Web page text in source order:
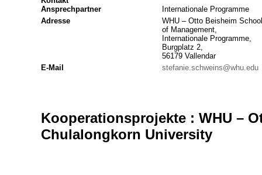
Ansprechpartner
Internationale Programme
Adresse
WHU – Otto Beisheim School
of Management,
Internationale Programme,
Burgplatz 2,
56179 Vallendar
E-Mail
stefanie.schweins@whu.edu
Kooperationsprojekte : WHU –
Chulalongkorn University